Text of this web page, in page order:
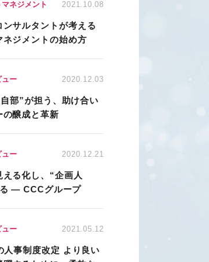
ネジメント 2021.10.08
ンサルタントが考える
ネジメントの始め方
ュー 2020.12.03
部”が担う、助け合い
の醸成と革新
ュー 2020.12.21
える化し、“企画人
― CCCグループ
ュー 2021.05.12
人事制度改定 より良い